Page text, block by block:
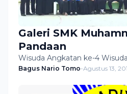
Galeri SMK
Pandaan
Wisuda Angkatan ke-4
Bagus Nario Tomo-Agustus 13,